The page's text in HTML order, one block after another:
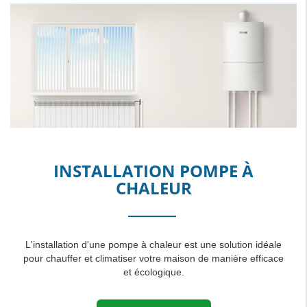
INSTALLATION POMPE À
CHALEUR
L'installation d'une pompe à chaleur est une solution idéale
pour chauffer et climatiser votre maison de manière efficace
et écologique.